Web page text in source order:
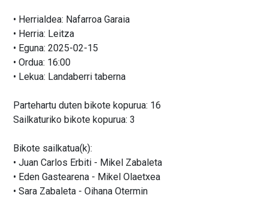
• Herrialdea: Nafarroa Garaia
• Herria: Leitza
• Eguna: 2025-02-15
• Ordua: 16:00
• Lekua: Landaberri taberna
Partehartu duten bikote kopurua: 16
Sailkaturiko bikote kopurua: 3
Bikote sailkatua(k):
• Juan Carlos Erbiti - Mikel Zabaleta
• Eden Gastearena - Mikel Olaetxea
• Sara Zabaleta - Oihana Otermin